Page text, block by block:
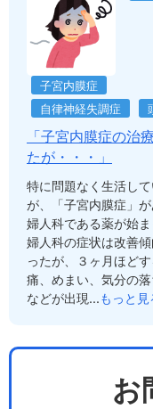
子宮内膜症
自律神経失調症
「子宮内膜症の治
たが・・・」
特に問題なく生活して
が、「子宮内膜症」が
婦人科である薬が始ま
婦人科の症状は改善
ったが、３ヶ月ほど
痛、めまい、気分の
などが出現...もっと見
お